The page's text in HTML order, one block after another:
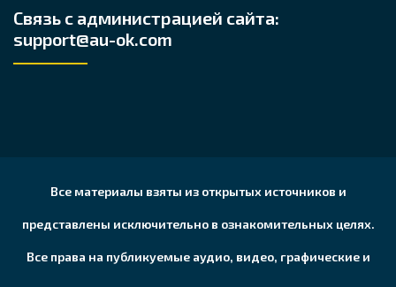
Связь с администрацией сайта:
support@au-ok.com
Все материалы взяты из открытых источников и
представлены исключительно в ознакомительных целях.
Все права на публикуемые аудио, видео, графические и